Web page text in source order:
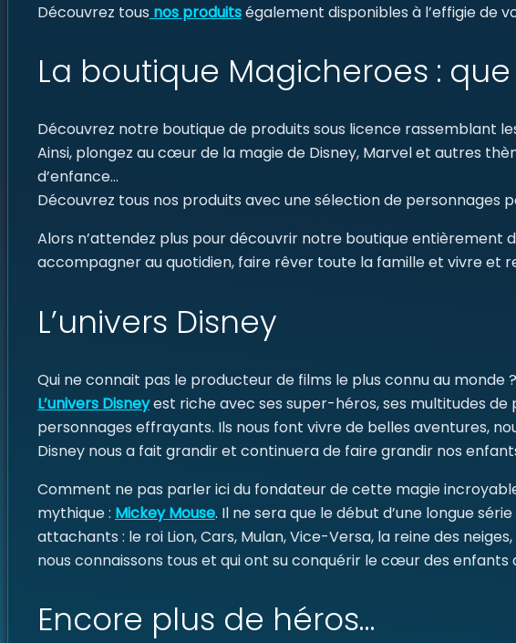
Identifiant
Mot de
Se connecter
MOT DE PASSE
Découvrez tous nos produitségalement disponibles à l’effigie de
La boutique Magicheroes :
Découvrez notre boutique de produits sous licence rassemblant
Ainsi, plongez au cœur de la magie de Disney, Marvel et autres
d’enfance…
Découvrez tous nos produits avec une sélection de personnages
Alors n’attendez plus pour découvrir notre boutique entièrement
accompagner au quotidien, faire rêver toute la famille et vivre et
L’univers Disney
Qui ne connait pas le producteur de films le plus connu au monde
L’univers Disneyest riche avec ses super-héros, ses multitudes
personnages effrayants. Ils nous font vivre de belles aventures,
Disney nous a fait grandir et continuera de faire grandir nos
Comment ne pas parler ici du fondateur de cette magie
mythique : Mickey Mouse. Il ne sera que le début d’une longue
attachants : le roi Lion, Cars, Mulan, Vice-Versa, la reine des
nous connaissons tous et qui ont su conquérir le cœur des
Encore plus de héros…